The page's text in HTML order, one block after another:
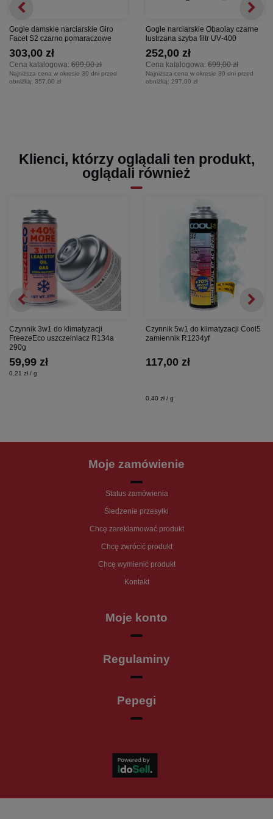
Gogle damskie narciarskie Giro
Facet S2 czarno pomaraczowe
Cena katalogowa: 699,00 zł
303,00 zł
Najniższa cena w okresie 30 dni przed
obniżką: 357,00 zł
Gogle narciarskie Obaolay czarne
lustrzana szyba filtr UV‑400
Cena katalogowa: 699,00 zł
252,00 zł
Najniższa cena w okresie 30 dni przed
obniżką: 297,00 zł
Klienci, którzy oglądali ten produkt,
oglądali również
Czynnik 3w1 do klimatyzacji
FreezeEco uszczelniacz R134a
290g
59,99 zł
0,21 zł / g
Czynnik 5w1 do klimatyzacji Cool5
zamiennik R1234yf
117,00 zł
0,40 zł / g
Moje zamówienie
Status zamówienia
Śledzenie przesyłki
Chcę zareklamować produkt
Chcę zwrócić produkt
Chcę wymienić produkt
Kontakt
Moje konto
Regulaminy
Pepegi